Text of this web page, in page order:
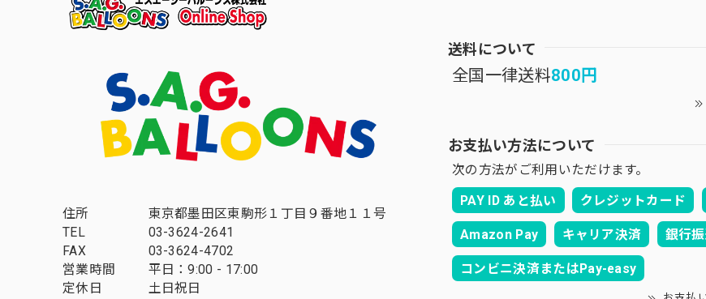
住所
東京都墨田区東駒形１丁目９番地１１号
TEL
03-3624-2641
FAX
03-3624-4702
営業時間
平日：9:00 - 17:00
定休日
土日祝日
送料について
全国一律送料800円
お支払い方法について
次の方法がご利用いただけます。
PAY ID あと払い
クレジットカード
Amazon Pay キャリア決済 銀行
コンビニ決済またはPay-easy